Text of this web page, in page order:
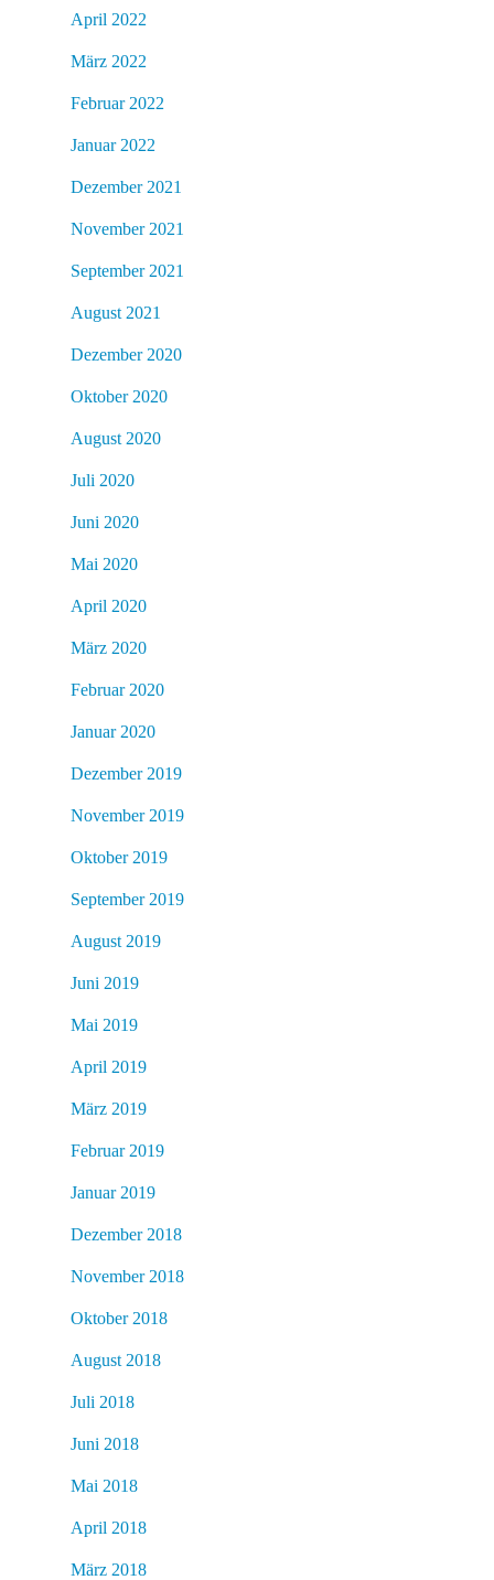
April 2022
März 2022
Februar 2022
Januar 2022
Dezember 2021
November 2021
September 2021
August 2021
Dezember 2020
Oktober 2020
August 2020
Juli 2020
Juni 2020
Mai 2020
April 2020
März 2020
Februar 2020
Januar 2020
Dezember 2019
November 2019
Oktober 2019
September 2019
August 2019
Juni 2019
Mai 2019
April 2019
März 2019
Februar 2019
Januar 2019
Dezember 2018
November 2018
Oktober 2018
August 2018
Juli 2018
Juni 2018
Mai 2018
April 2018
März 2018